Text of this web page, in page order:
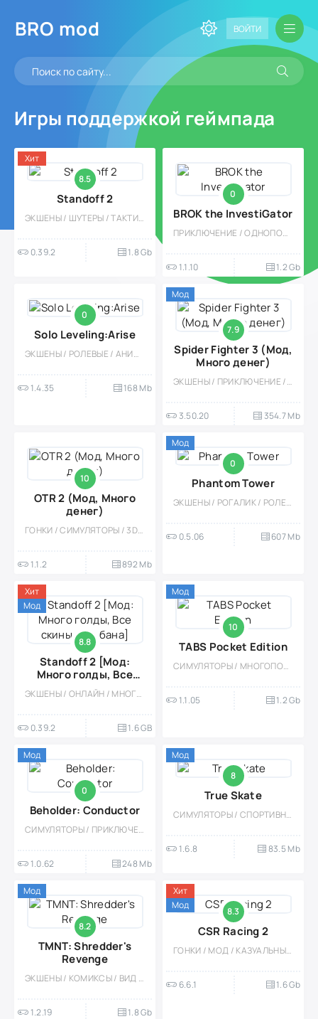
BRO mod ВОЙТИ
Игры поддержкой геймпада
8.5
Standoff 2
ЭКШЕНЫ / ШУТЕРЫ / ТАКТИЧЕСКИЕ / КАЗУАЛЬНЫЕ / МНОГОПОЛЬЗОВАТЕЛЬСКАЯ / СОРЕВНОВАТЕЛЬНАЯ / ОДНОПОЛЬЗОВАТЕЛЬСКИЕ / СТИЛИЗАЦИЯ / PVP / РЕАЛИЗМ / 3D / ОТ ПЕРВОГО ЛИЦА / ГЕЙМПАД
0.39.2 1.8 Gb
Хит
0
BROK the InvestiGator
ПРИКЛЮЧЕНИЕ / ОДНОПОЛЬЗОВАТЕЛЬСКИЕ / СЮЖЕТНЫЕ ИГРЫ / РОЛЕВЫЕ / ДРАКИ / ГЕЙМПАД / ДЛЯ ДЕТЕЙ / POINT & CLICK / ЭКШЕНЫ / АТМОСФЕРНАЯ / ПО МУЛЬТФИЛЬМАМ / БУДУЮЩИЕ / НАУЧНАЯ ФАНТАСТИКА
1.1.10 1.2 Gb
0
Solo Leveling:Arise
ЭКШЕНЫ / РОЛЕВЫЕ / АНИМЕ / ОДНОПОЛЬЗОВАТЕЛЬСКИЕ / ФЭНТЕЗИ / ГЕЙМПАД / СЛЭШЕР / 3D
1.4.35 168 Mb
7.9
Spider Fighter 3 (Мод,
Много денег)
ЭКШЕНЫ / ПРИКЛЮЧЕНИЕ / КАЗУАЛЬНЫЕ / СТИЛИЗАЦИЯ / ОДНОПОЛЬЗОВАТЕЛЬСКИЕ / ОФЛАЙН / МОД / ВСТРОЕННЫЙ КЕШ / ОТКРЫТЫЙ МИР / 3D / ГЕЙМПАД
3.50.20 354.7 Mb
Мод
10
OTR 2 (Мод, Много
денег)
ГОНКИ / СИМУЛЯТОРЫ / 3D / ОДНОПОЛЬЗОВАТЕЛЬСКИЕ / ОТКРЫТЫЙ МИР / ФИЗИКА / РЕАЛИЗМ / МНОГОПОЛЬЗОВАТЕЛЬСКАЯ / ГЕЙМПАД
1.1.2 892 Mb
0
Phantom Tower
ЭКШЕНЫ / РОГАЛИК / РОЛЕВЫЕ / ОДНОПОЛЬЗОВАТЕЛЬСКИЕ / ГЕЙМПАД / МОД / КРАФТИНГ
0.5.06 607 Mb
Мод
8.8
Standoff 2 [Мод:
Много голды, Все
скины, Без бана]
ЭКШЕНЫ / ОНЛАЙН / МНОГОПОЛЬЗОВАТЕЛЬСКАЯ / ШУТЕРЫ / ТАКТИЧЕСКИЕ / СОРЕВНОВАТЕЛЬНАЯ / ОДНОПОЛЬЗОВАТЕЛЬСКИЕ / СТИЛИЗАЦИЯ / МОД / БОЛЬШАЯ / ОТ ПЕРВОГО ЛИЦА / ВСТРОЕННЫЙ КЕШ / 3D / ПРИВАТКИ / ГЕЙМПАД
0.39.2 1.6 GB
Хит
Мод
10
TABS Pocket Edition
СИМУЛЯТОРЫ / МНОГОПОЛЬЗОВАТЕЛЬСКАЯ / 3D / ОДНОПОЛЬЗОВАТЕЛЬСКИЕ / СТРАТЕГИИ / ГЕЙМПАД / МОД / СОРЕВНОВАТЕЛЬНАЯ / ФИЗИКА / БОЛЬШАЯ
1.1.05 1.2 Gb
Мод
0
Beholder: Conductor
СИМУЛЯТОРЫ / ПРИКЛЮЧЕНИЕ / СИМУЛЯТОРЫ ЖИЗНИ / ОДНОПОЛЬЗОВАТЕЛЬСКИЕ / ОФЛАЙН / ПЛАТНАЯ / ГЕЙМПАД / МОД / СЮЖЕТНЫЕ ИГРЫ
1.0.62 248 Mb
Мод
8
True Skate
СИМУЛЯТОРЫ / СПОРТИВНЫЕ / КАЗУАЛЬНЫЕ / СТИЛИЗАЦИЯ / МОД / ВСТРОЕННЫЙ КЕШ / 3D / МАЛЕНЬКАЯ / ГЕЙМПАД / ПЛАТНАЯ / ФИЗИКА / ОДНОПОЛЬЗОВАТЕЛЬСКИЕ
1.6.8 83.5 Mb
Мод
8.2
TMNT: Shredder's
Revenge
ЭКШЕНЫ / КОМИКСЫ / ВИД СБОКУ / ДРАКИ / ОДНОПОЛЬЗОВАТЕЛЬСКИЕ / ОФЛАЙН / КАЗУАЛЬНЫЕ / СТИЛИЗАЦИЯ / РЕТРО / ПИКСЕЛЬНАЯ / МОД / ГЕЙМПАД
1.2.19 1.8 Gb
Мод
8.3
CSR Racing 2
ГОНКИ / МОД / КАЗУАЛЬНЫЕ / ОНЛАЙН / СОРЕВНОВАТЕЛЬНАЯ / МНОГОПОЛЬЗОВАТЕЛЬСКАЯ / ОДНОПОЛЬЗОВАТЕЛЬСКИЕ / ОФЛАЙН / РЕАЛИЗМ / БОЛЬШАЯ / ВСТРОЕННЫЙ КЕШ / ДРИФТ / 3D / ГЕЙМПАД
6.6.1 1.6 Gb
Хит
Мод